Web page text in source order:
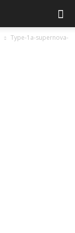
Type-1a-supernova-